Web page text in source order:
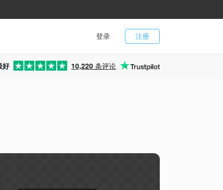
注册
登录
好 10,220 条评论